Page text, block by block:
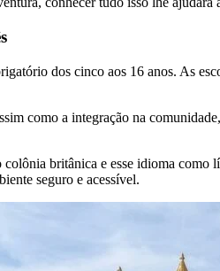
dos cinco aos 16 anos. As
como a integração na
colônia britânica e esse idioma
seguro e acessível.